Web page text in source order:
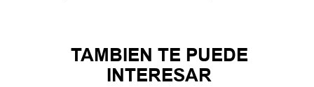
TAMBIEN TE PUEDE
INTERESAR